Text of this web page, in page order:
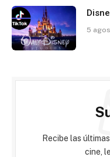
5
Recibe las
cine,